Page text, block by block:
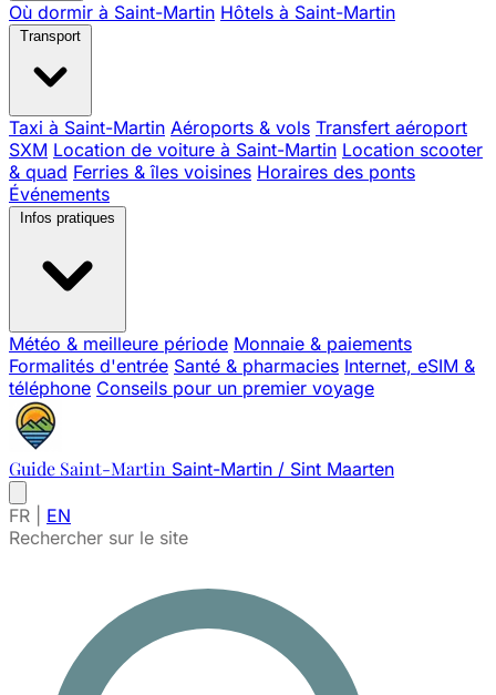
Où dormir à Saint-Martin Hôtels à Saint-Martin
Transport
Taxi à Saint-Martin Aéroports & vols Transfert aéroport
SXM Location de voiture à Saint-Martin Location scooter
& quad Ferries & îles voisines Horaires des ponts
Événements
Infos pratiques
Météo & meilleure période Monnaie & paiements
Formalités d'entrée Santé & pharmacies Internet, eSIM &
téléphone Conseils pour un premier voyage
Guide Saint-Martin Saint-Martin / Sint Maarten
FR
EN
Rechercher sur le site